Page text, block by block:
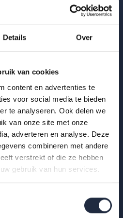
Details Over
van cookies
content en advertenties te
voor social media te bieden
te analyseren. Ook delen we
van onze site met onze
adverteren en analyse. Deze
combineren met andere
verstrekt of die ze hebben
gebruik van hun services.
wat weten we
in zorg en welzijn? Deze
inzet in de...